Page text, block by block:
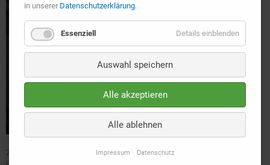
Zur Reparatur von Glasfaserkabeln im Erdreich benötigen wir eine
in unserer Datenschutzerklärung.
Essenziell Details einblenden
Auswahl speichern
Alle akzeptieren
Alle ablehnen
Impressum Datenschutz